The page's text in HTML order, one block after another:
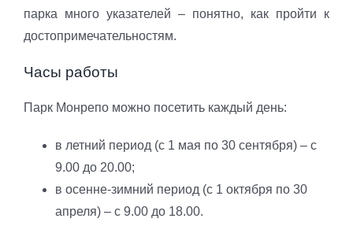
парка много указателей – понятно, как пройти к
достопримечательностям.
Часы работы
Парк Монрепо можно посетить каждый день:
в летний период (с 1 мая по 30 сентября) – с
9.00 до 20.00;
в осенне-зимний период (с 1 октября по 30
апреля) – с 9.00 до 18.00.